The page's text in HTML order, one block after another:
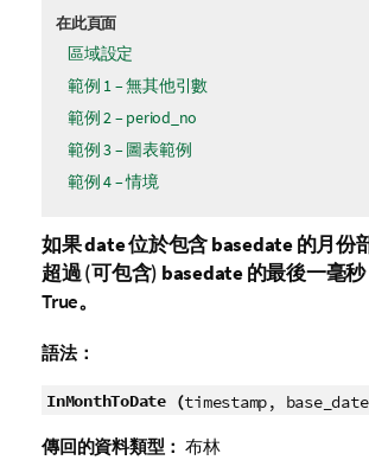
在此頁面
區域設定
範例 1 – 無其他引數
範例 2 – period_no
範例 3 – 圖表範例
範例 4 – 情境
如果date位於包含basedate的月份
超過 (可包含) basedate的最後一毫秒
True。
語法：
InMonthToDate (timestamp,
傳回的資料類型： 布林